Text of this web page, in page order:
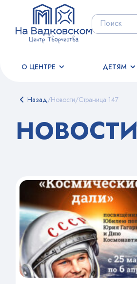
О ЦЕНТРЕ ДЕТЯМ
Назад/Новости/Страница 147
НОВОСТИ